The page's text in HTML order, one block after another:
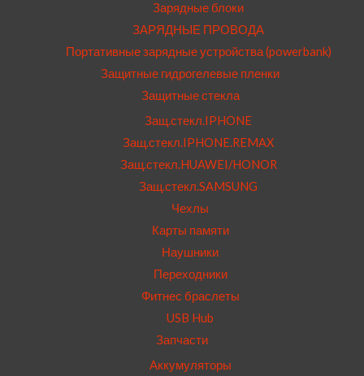
Зарядные блоки
ЗАРЯДНЫЕ ПРОВОДА
Портативные зарядные устройства (powerbank)
Защитные гидрогелевые пленки
Защитные стекла
Защ.стекл.IPHONE
Защ.стекл.IPHONE.REMAX
Защ.стекл.HUAWEI/HONOR
Защ.стекл.SAMSUNG
Чехлы
Карты памяти
Наушники
Переходники
Фитнес браслеты
USB Hub
Запчасти
Аккумуляторы